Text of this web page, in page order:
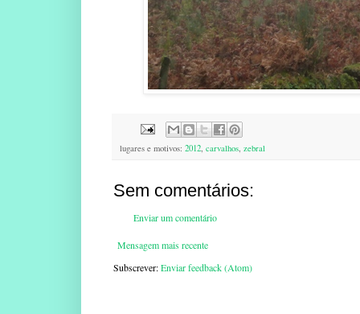
lugares e motivos: 2012, carvalhos, zebral
Sem comentários:
Enviar um comentário
Mensagem mais recente
Subscrever:Enviar feedback (Atom)